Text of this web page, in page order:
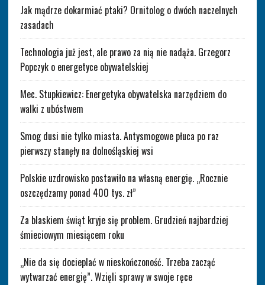
Jak mądrze dokarmiać ptaki? Ornitolog o dwóch naczelnych
zasadach
Technologia już jest, ale prawo za nią nie nadąża. Grzegorz
Popczyk o energetyce obywatelskiej
Mec. Stupkiewicz: Energetyka obywatelska narzędziem do
walki z ubóstwem
Smog dusi nie tylko miasta. Antysmogowe płuca po raz
pierwszy stanęły na dolnośląskiej wsi
Polskie uzdrowisko postawiło na własną energię. „Rocznie
oszczędzamy ponad 400 tys. zł”
Za blaskiem świąt kryje się problem. Grudzień najbardziej
śmieciowym miesiącem roku
„Nie da się docieplać w nieskończoność. Trzeba zacząć
wytwarzać energię”. Wzięli sprawy w swoje ręce